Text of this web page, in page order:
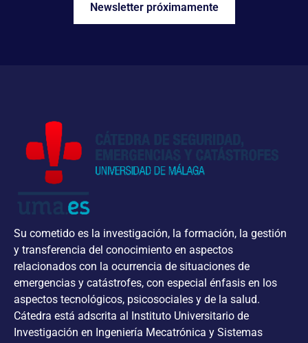
Newsletter próximamente
Su cometido es la investigación, la formación, la gestión
y transferencia del conocimiento en aspectos
relacionados con la ocurrencia de situaciones de
emergencias y catástrofes, con especial énfasis en los
aspectos tecnológicos, psicosociales y de la salud.
Cátedra está adscrita al Instituto Universitario de
Investigación en Ingeniería Mecatrónica y Sistemas